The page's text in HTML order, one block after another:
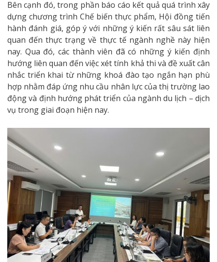
Bên cạnh đó, trong phần báo cáo kết quả quá trình xây
dựng chương trình Chế biến thực phẩm, Hội đồng tiến
hành đánh giá, góp ý với những ý kiến rất sâu sát liên
quan đến thực trạng về thực tế ngành nghề này hiện
nay. Qua đó, các thành viên đã có những ý kiến định
hướng liên quan đến việc xét tính khả thi và đề xuất cân
nhắc triển khai từ những khoá đào tạo ngắn hạn phù
hợp nhằm đáp ứng nhu cầu nhân lực của thị trường lao
động và định hướng phát triển của ngành du lịch – dịch
vụ trong giai đoạn hiện nay.